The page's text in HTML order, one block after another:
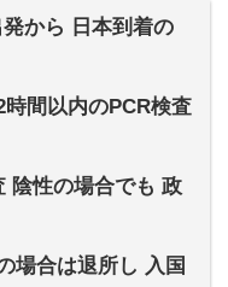
から 日本到着の
間以内のPCR検査
陰性の場合でも 政
場合は退所し 入国